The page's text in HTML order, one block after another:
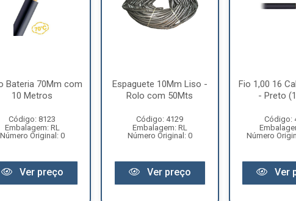
Bateria 70Mm com
10 Metros
Código: 8123
Embalagem: RL
Número Original: 0
Ver preço
Espaguete 10Mm Liso -
Rolo com 50Mts
Código: 4129
Embalagem: RL
Número Original: 0
Ver preço
Fio 1,00 16
- Preto
Código:
Número
Ver